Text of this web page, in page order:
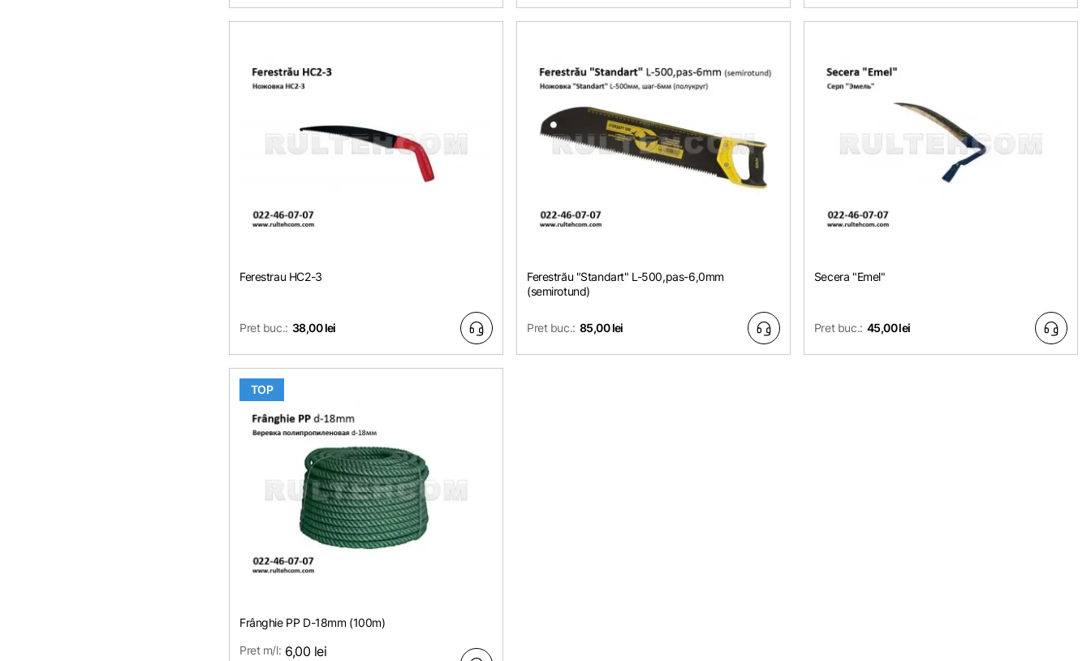
Ferestrau HC2-3
Pret buc.: 38,00 lei
Ferestrău "Standart" L-500,pas-6,0mm
(semirotund)
Pret buc.: 85,00 lei
Secera "Emel"
Pret buc.: 45,00 lei
TOP
Frânghie PP D-18mm (100m)
Pret m/l: 6,00 lei